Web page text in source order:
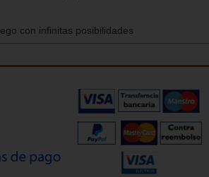
con infinitas posibilidades